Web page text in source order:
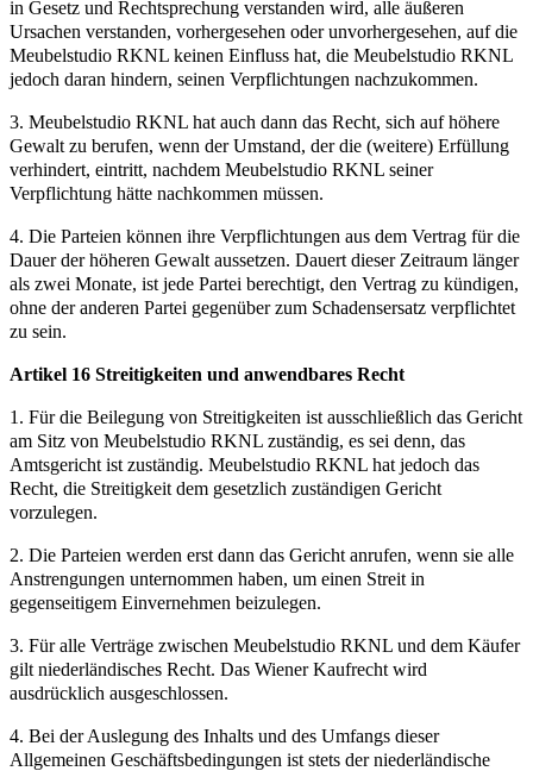
in Gesetz und Rechtsprechung verstanden wird, alle äußeren
Ursachen verstanden, vorhergesehen oder unvorhergesehen, auf die
Meubelstudio RKNL keinen Einfluss hat, die Meubelstudio RKNL
jedoch daran hindern, seinen Verpflichtungen nachzukommen.
3. Meubelstudio RKNL hat auch dann das Recht, sich auf höhere
Gewalt zu berufen, wenn der Umstand, der die (weitere) Erfüllung
verhindert, eintritt, nachdem Meubelstudio RKNL seiner
Verpflichtung hätte nachkommen müssen.
4. Die Parteien können ihre Verpflichtungen aus dem Vertrag für die
Dauer der höheren Gewalt aussetzen. Dauert dieser Zeitraum länger
als zwei Monate, ist jede Partei berechtigt, den Vertrag zu kündigen,
ohne der anderen Partei gegenüber zum Schadensersatz verpflichtet
zu sein.
Artikel 16 Streitigkeiten und anwendbares Recht
1. Für die Beilegung von Streitigkeiten ist ausschließlich das Gericht
am Sitz von Meubelstudio RKNL zuständig, es sei denn, das
Amtsgericht ist zuständig. Meubelstudio RKNL hat jedoch das
Recht, die Streitigkeit dem gesetzlich zuständigen Gericht
vorzulegen.
2. Die Parteien werden erst dann das Gericht anrufen, wenn sie alle
Anstrengungen unternommen haben, um einen Streit in
gegenseitigem Einvernehmen beizulegen.
3. Für alle Verträge zwischen Meubelstudio RKNL und dem Käufer
gilt niederländisches Recht. Das Wiener Kaufrecht wird
ausdrücklich ausgeschlossen.
4. Bei der Auslegung des Inhalts und des Umfangs dieser
Allgemeinen Geschäftsbedingungen ist stets der niederländische